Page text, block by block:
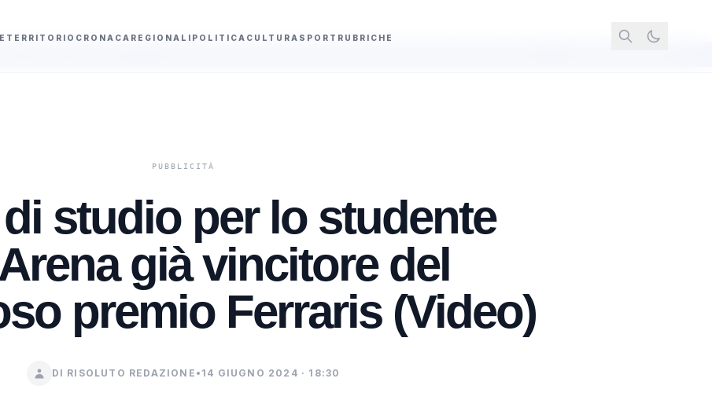
TERRITORIO CRONACA REGIONALI POLITICA CULTURA SPORT RUBRICHE
studio per lo studente
già vincitore del
premio Ferraris (Video)
DI RISOLUTO REDAZIONE • 14 GIUGNO 2024 · 18:30